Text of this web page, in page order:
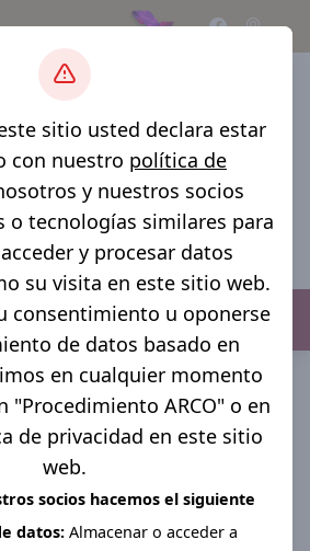
Menú
>
transparencia de Nicolas Bravo
- trimestre - primero
primero
sitio usted declara estar
con nuestro política de
y nuestros socios
o tecnologías similares para
y procesar datos
su visita en este sitio web.
consentimiento u oponerse
de datos basado en
en cualquier momento
"Procedimiento ARCO" o en
de privacidad en este sitio
web.
socios hacemos el siguiente
datos: Almacenar o acceder a